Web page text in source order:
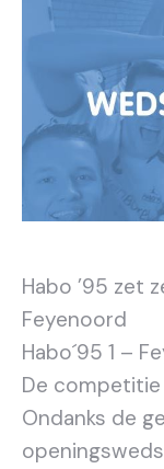
Habo ’95 zet
Feyenoord
Habo´95 1 –
De competitie
Ondanks de